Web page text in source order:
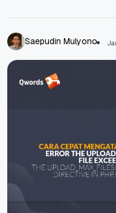
Saepudin Mulyono